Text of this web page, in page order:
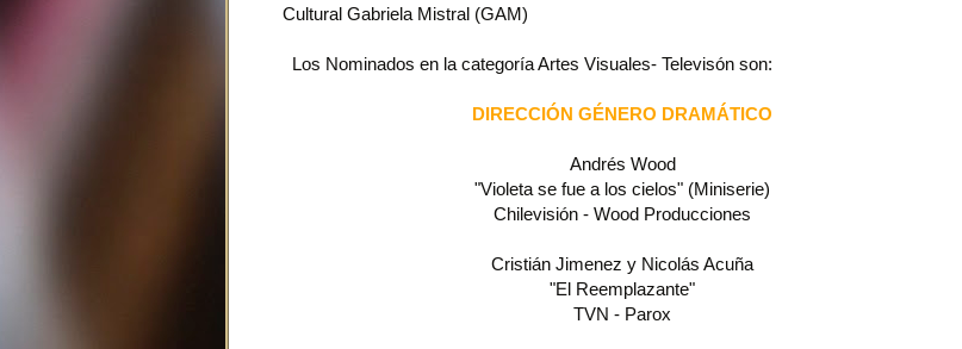
Cultural Gabriela Mistral (GAM)
Los Nominados en la categoría Artes Visuales- Televisón son:
DIRECCIÓN GÉNERO DRAMÁTICO
Andrés Wood
"Violeta se fue a los cielos" (Miniserie)
Chilevisión - Wood Producciones
Cristián Jimenez y Nicolás Acuña
"El Reemplazante"
TVN - Parox